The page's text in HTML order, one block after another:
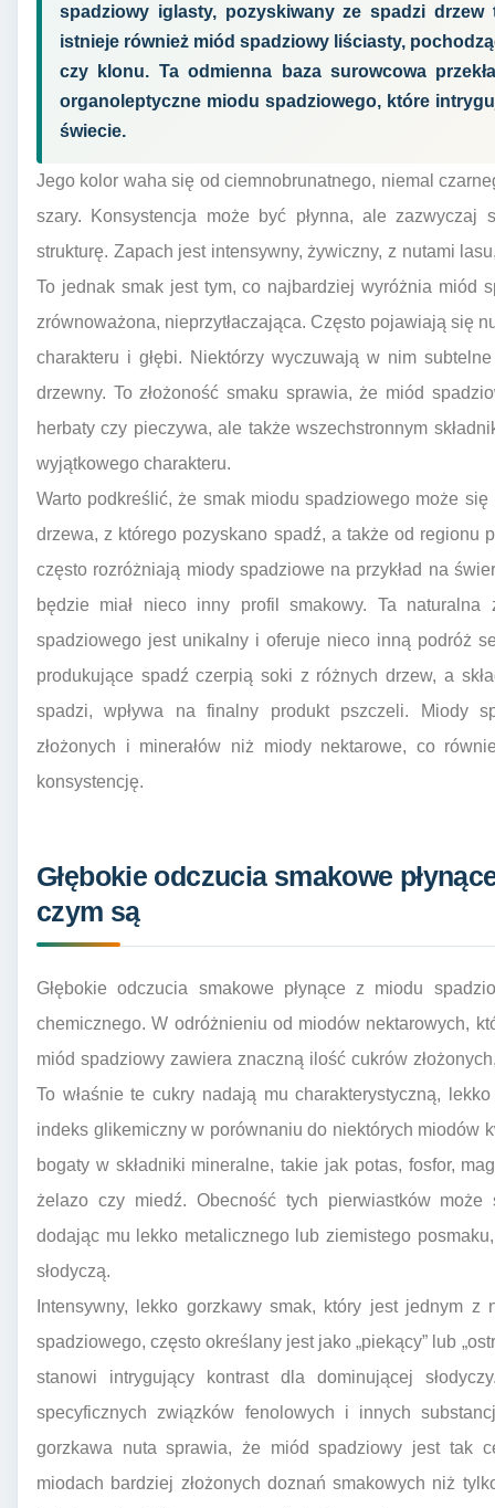
spadziowy iglasty, pozyskiwany ze spadzi
istnieje również miód spadziowy liściasty,
czy klonu. Ta odmienna baza surowcowa
organoleptyczne miodu spadziowego, które
świecie.
Jego kolor waha się od ciemnobrunatnego, niemal
szary. Konsystencja może być płynna, ale zazwyczaj
strukturę. Zapach jest intensywny, żywiczny, z nutami
To jednak smak jest tym, co najbardziej wyróżnia miód
zrównoważona, nieprzytłaczająca. Często pojawiają się
charakteru i głębi. Niektórzy wyczuwają w nim
drzewny. To złożoność smaku sprawia, że miód
herbaty czy pieczywa, ale także wszechstronnym
wyjątkowego charakteru.
Warto podkreślić, że smak miodu spadziowego może
drzewa, z którego pozyskano spadź, a także od regionu
często rozróżniają miody spadziowe na przykład na
będzie miał nieco inny profil smakowy. Ta
spadziowego jest unikalny i oferuje nieco inną podróż
produkujące spadź czerpią soki z różnych drzew, a
spadzi, wpływa na finalny produkt pszczeli. Miody
złożonych i minerałów niż miody nektarowe, co
konsystencję.
Głębokie odczucia smakowe
czym są
Głębokie odczucia smakowe płynące z miodu
chemicznego. W odróżnieniu od miodów nektarowych,
miód spadziowy zawiera znaczną ilość cukrów
To właśnie te cukry nadają mu charakterystyczną,
indeks glikemiczny w porównaniu do niektórych miodów
bogaty w składniki mineralne, takie jak potas, fosfor,
żelazo czy miedź. Obecność tych pierwiastków może
dodając mu lekko metalicznego lub ziemistego
słodyczą.
Intensywny, lekko gorzkawy smak, który jest jednym z
spadziowego, często określany jest jako „piekący” lub
stanowi intrygujący kontrast dla dominującej
specyficznych związków fenolowych i innych
gorzkawa nuta sprawia, że miód spadziowy jest tak
miodach bardziej złożonych doznań smakowych niż